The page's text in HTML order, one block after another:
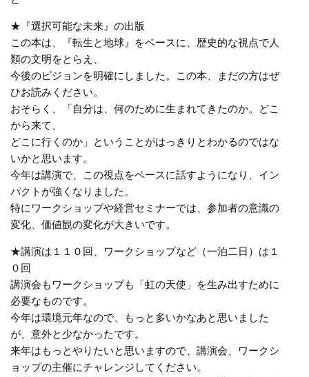
★『選択可能な未来』の出版
この本は、『転生と地球』をベースに、歴史的な視点で人
類の文明をとらえ、
今後のビジョンを明確にしました。この本、まだの方はぜ
ひお読みください。
おそらく、「自分は、何のために生まれてきたのか。どこ
から来て、
どこに行くのか」ということがはっきりとわかるのではな
いかと思います。
今年は講演で、この視点をベースに話すようになり、イン
パクトが強くなりました。
特にワークショップや経営セミナーでは、参加者の意識の
変化、価値観の変化が大きいです。
★講演は１１０回、ワークショップなど（一泊二日）は１
０回
講演会もワークショップも「虹の天使」を生み出すために
必要なものです。
今年は環境元年なので、もっと多いかなあと思いました
が、意外と少なかったです。
来年はもっとやりたいと思いますので、講演会、ワークシ
ョップの主催にチャレンジしてください。